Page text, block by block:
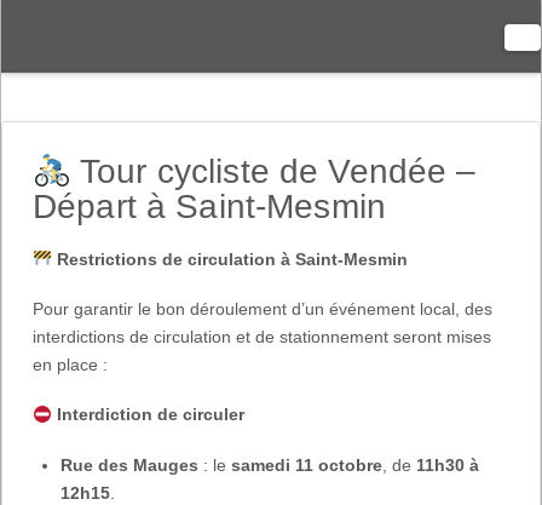
Tour cycliste de Vendée –
Départ à Saint-Mesmin
Restrictions de circulation à Saint-Mesmin
Pour garantir le bon déroulement d’un événement local, des
interdictions de circulation et de stationnement seront mises
en place :
Interdiction de circuler
Rue des Mauges : lesamedi 11 octobre , de 11h30 à
12h15